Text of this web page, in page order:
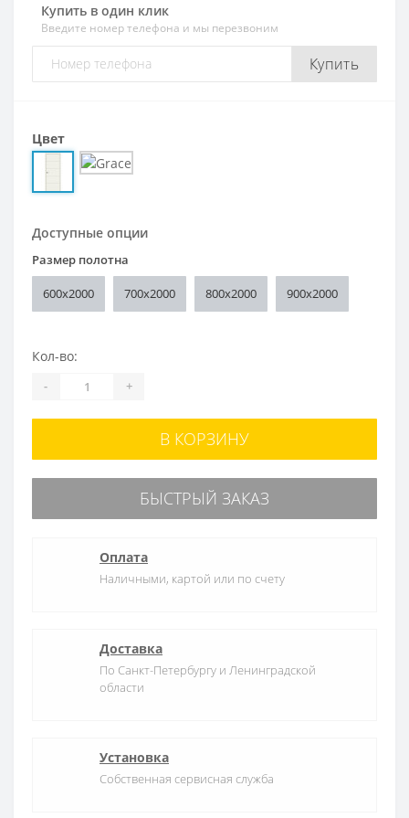
Купить в один клик
Введите номер телефона и мы перезвоним
Купить
Цвет
Доступные опции
Размер полотна
600x2000 700x2000 800x2000 900x2000
Кол-во:
- +
В КОРЗИНУ
БЫСТРЫЙ ЗАКАЗ
Оплата
Наличными, картой или по счету
Доставка
По Санкт-Петербургу и Ленинградской
области
Установка
Собственная сервисная служба